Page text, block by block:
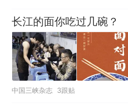
长江的面你吃过几碗？
中国三峡杂志 3跟贴